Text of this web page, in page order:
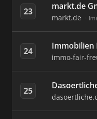
23 markt.de
markt.de
24 Immobilien
immo-fair-
25